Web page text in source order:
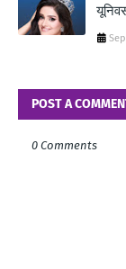
POST A
0 Comments